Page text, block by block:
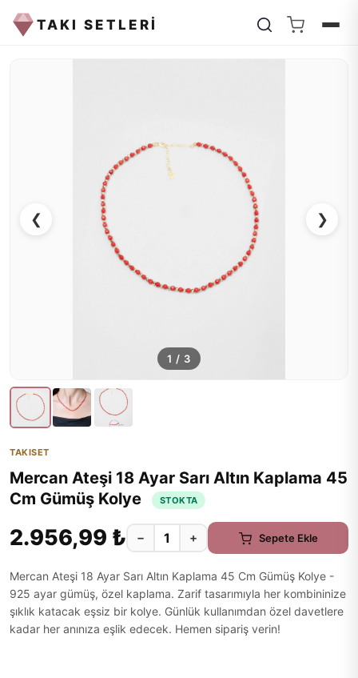
TAKI SETLERİ
❮ ❯
1 / 3
TAKISET
Mercan Ateşi 18 Ayar Sarı Altın Kaplama 45
Cm Gümüş Kolye
STOKTA
2.956,99 ₺ − + Sepete Ekle
Mercan Ateşi 18 Ayar Sarı Altın Kaplama 45 Cm Gümüş Kolye -
925 ayar gümüş, özel kaplama. Zarif tasarımıyla her kombininize
şıklık katacak eşsiz bir kolye. Günlük kullanımdan özel davetlere
kadar her anınıza eşlik edecek. Hemen sipariş verin!